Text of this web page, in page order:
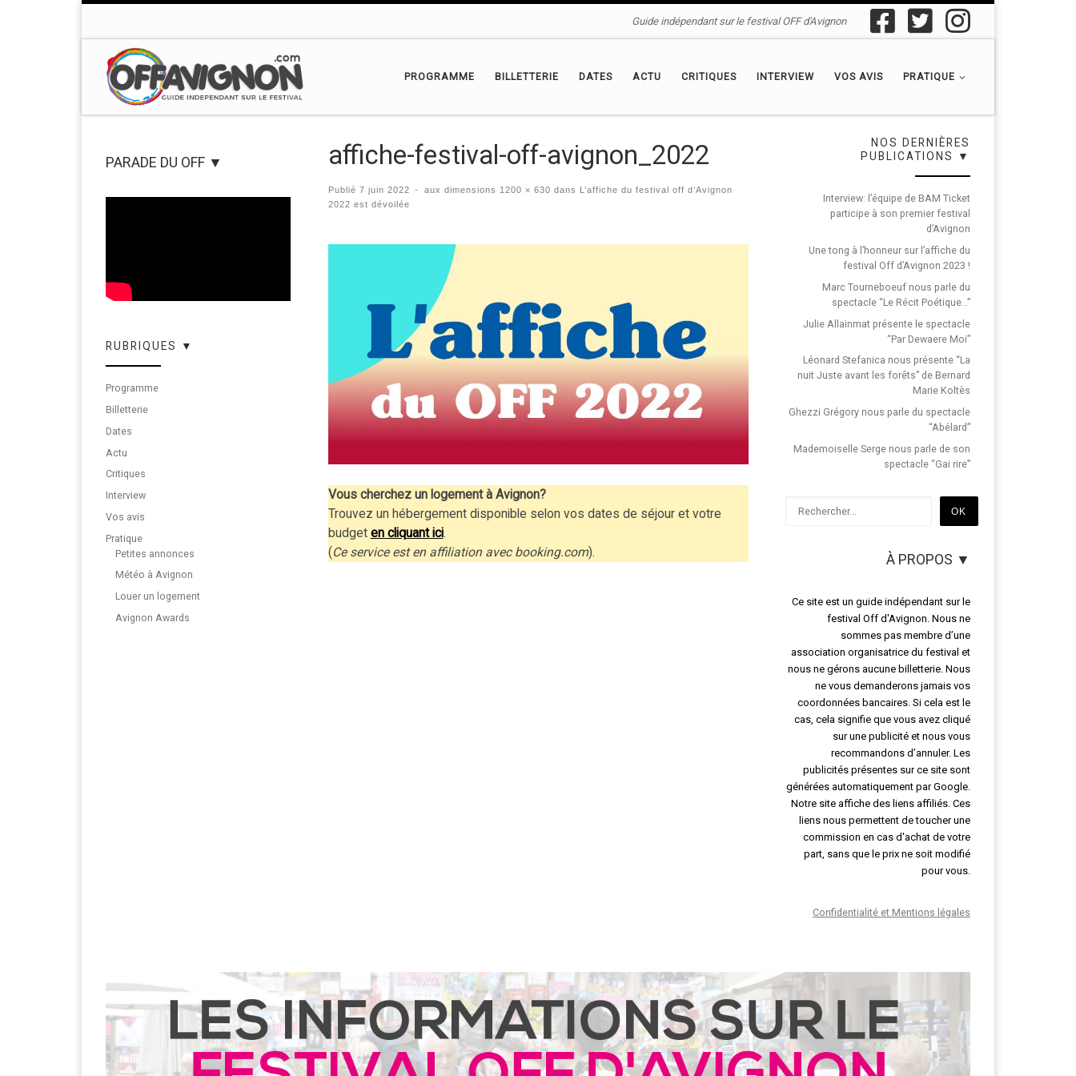
Guide indépendant sur le festival OFF d'Avignon
PROGRAMME BILLETTERIE DATES ACTU CRITIQUES INTERVIEW VOS AVIS PRATIQUE
affiche-festival-off-avignon_2022
Publié 7 juin 2022 - aux dimensions 1200 × 630 dans L’affiche du festival off d’Avignon
2022 est dévoilée
Navigation des images
Vous cherchez un logement à Avignon?
Trouvez un hébergement disponible selon vos dates de séjour et votre
budget en cliquant ici.
(Ce service est en affiliation avec booking.com).
PARADE DU OFF ▼
RUBRIQUES ▼
Programme
Billetterie
Dates
Actu
Critiques
Interview
Vos avis
Pratique
Petites annonces
Météo à Avignon
Louer un logement
Avignon Awards
NOS DERNIÈRES
PUBLICATIONS ▼
Interview: l’équipe de BAM Ticket
participe à son premier festival
d’Avignon
Une tong à l’honneur sur l’affiche du
festival Off d’Avignon 2023 !
Marc Tourneboeuf nous parle du
spectacle “Le Récit Poétique…”
Julie Allainmat présente le spectacle
“Par Dewaere Moi”
Léonard Stefanica nous présente “La
nuit Juste avant les forêts” de Bernard
Marie Koltès
Ghezzi Grégory nous parle du spectacle
“Abélard”
Mademoiselle Serge nous parle de son
spectacle “Gai rire”
OK
À PROPOS ▼
Ce site est un guide indépendant sur le
festival Off d'Avignon. Nous ne
sommes pas membre d’une
association organisatrice du festival et
nous ne gérons aucune billetterie. Nous
ne vous demanderons jamais vos
coordonnées bancaires. Si cela est le
cas, cela signifie que vous avez cliqué
sur une publicité et nous vous
recommandons d’annuler. Les
publicités présentes sur ce site sont
générées automatiquement par Google.
Notre site affiche des liens affiliés. Ces
liens nous permettent de toucher une
commission en cas d'achat de votre
part, sans que le prix ne soit modifié
pour vous.
Confidentialité et Mentions légales